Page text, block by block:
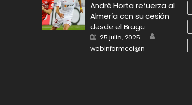
André Horta refuerza al
Almería con su cesión
desde el Braga
Posted
on
25 julio, 2025
webinformaci@n